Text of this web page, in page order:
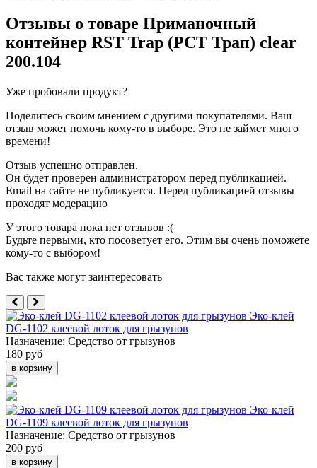
Отзывы о товаре Приманочный
контейнер RST Trap (РСТ Трап) clear
200.104
Уже пробовали продукт?
Поделитесь своим мнением с другими покупателями. Ваш
отзыв может помочь кому-то в выборе. Это не займет много
времени!
Отзыв успешно отправлен.
Он будет проверен администратором перед публикацией.
Email на сайте не публикуется. Перед публикацией отзывы
проходят модерацию
У этого товара пока нет отзывов :(
Будьте первыми, кто посоветует его. Этим вы очень поможете
кому-то с выбором!
Вас также могут заинтересовать
Эко-клей
DG-1102 клеевой лоток для грызунов
Назначение: Средство от грызунов
180 руб
в корзину
Эко-клей
DG-1109 клеевой лоток для грызунов
Назначение: Средство от грызунов
200 руб
в корзину